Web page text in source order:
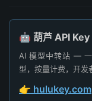
🤖 葫芦 API Key
AI 模型中转站 —
型，按量计费，开发
👉 hulukey.com